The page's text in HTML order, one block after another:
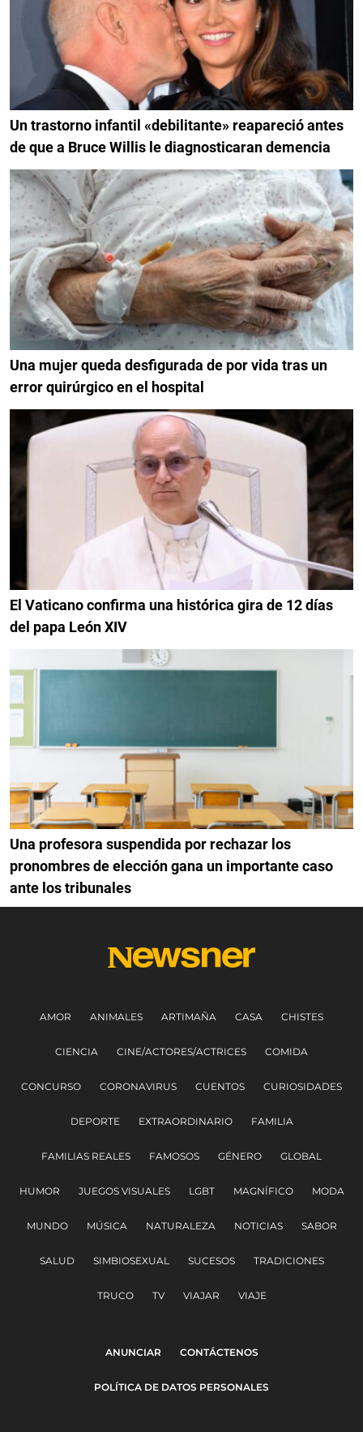
Un trastorno infantil «debilitante» reapareció antes
de que a Bruce Willis le diagnosticaran demencia
Una mujer queda desfigurada de por vida tras un
error quirúrgico en el hospital
El Vaticano confirma una histórica gira de 12 días
del papa León XIV
Una profesora suspendida por rechazar los
pronombres de elección gana un importante caso
ante los tribunales
AMOR ANIMALES ARTIMAÑA CASA CHISTES
CIENCIA CINE/ACTORES/ACTRICES COMIDA
CONCURSO CORONAVIRUS CUENTOS CURIOSIDADES
DEPORTE EXTRAORDINARIO FAMILIA
FAMILIAS REALES FAMOSOS GÉNERO GLOBAL
HUMOR JUEGOS VISUALES LGBT MAGNÍFICO MODA
MUNDO MÚSICA NATURALEZA NOTICIAS SABOR
SALUD SIMBIOSEXUAL SUCESOS TRADICIONES
TRUCO TV VIAJAR VIAJE
ANUNCIAR CONTÁCTENOS
POLÍTICA DE DATOS PERSONALES